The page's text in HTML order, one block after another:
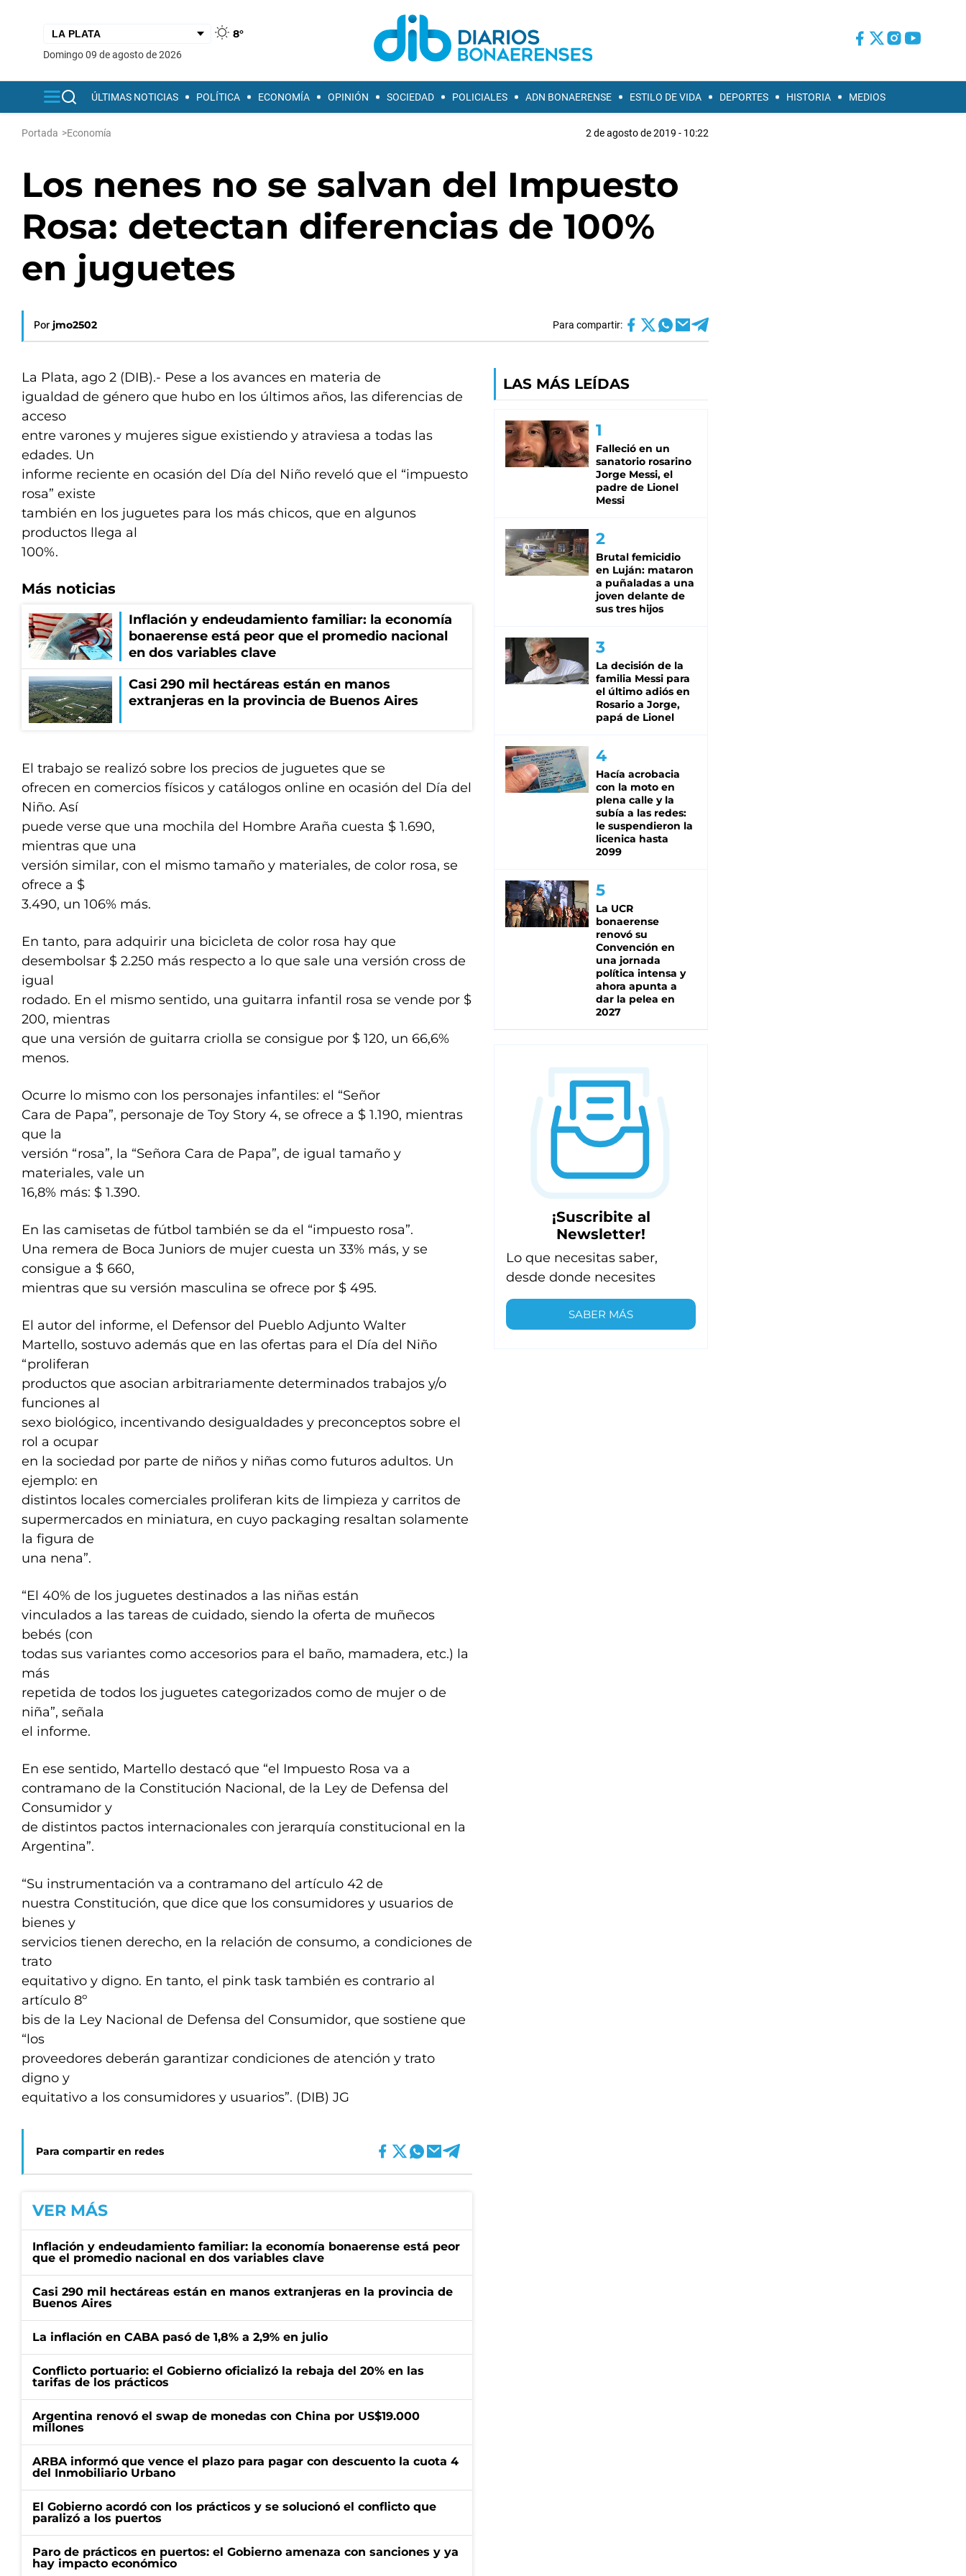
8°
domingo 09 de agosto de 2026
ÚLTIMAS NOTICIAS POLÍTICA ECONOMÍA OPINIÓN SOCIEDAD POLICIALES ADN BONAERENSE ESTILO DE VIDA DEPORTES HISTORIA MEDIOS
Portada >Economía 2 de agosto de 2019 - 10:22
Los nenes no se salvan del Impuesto
Rosa: detectan diferencias de 100%
en juguetes
Por jmo2502 Para compartir:
La Plata, ago 2 (DIB).- Pese a los avances en materia de
igualdad de género que hubo en los últimos años, las diferencias de
acceso
entre varones y mujeres sigue existiendo y atraviesa a todas las
edades. Un
informe reciente en ocasión del Día del Niño reveló que el “impuesto
rosa” existe
también en los juguetes para los más chicos, que en algunos
productos llega al
100%.
Más noticias
Inflación y endeudamiento familiar: la economía
bonaerense está peor que el promedio nacional
en dos variables clave
Casi 290 mil hectáreas están en manos
extranjeras en la provincia de Buenos Aires
El trabajo se realizó sobre los precios de juguetes que se
ofrecen en comercios físicos y catálogos online en ocasión del Día del
Niño. Así
puede verse que una mochila del Hombre Araña cuesta $ 1.690,
mientras que una
versión similar, con el mismo tamaño y materiales, de color rosa, se
ofrece a $
3.490, un 106% más.
En tanto, para adquirir una bicicleta de color rosa hay que
desembolsar $ 2.250 más respecto a lo que sale una versión cross de
igual
rodado. En el mismo sentido, una guitarra infantil rosa se vende por $
200, mientras
que una versión de guitarra criolla se consigue por $ 120, un 66,6%
menos.
Ocurre lo mismo con los personajes infantiles: el “Señor
Cara de Papa”, personaje de Toy Story 4, se ofrece a $ 1.190, mientras
que la
versión “rosa”, la “Señora Cara de Papa”, de igual tamaño y
materiales, vale un
16,8% más: $ 1.390.
En las camisetas de fútbol también se da el “impuesto rosa”.
Una remera de Boca Juniors de mujer cuesta un 33% más, y se
consigue a $ 660,
mientras que su versión masculina se ofrece por $ 495.
El autor del informe, el Defensor del Pueblo Adjunto Walter
Martello, sostuvo además que en las ofertas para el Día del Niño
“proliferan
productos que asocian arbitrariamente determinados trabajos y/o
funciones al
sexo biológico, incentivando desigualdades y preconceptos sobre el
rol a ocupar
en la sociedad por parte de niños y niñas como futuros adultos. Un
ejemplo: en
distintos locales comerciales proliferan kits de limpieza y carritos de
supermercados en miniatura, en cuyo packaging resaltan solamente
la figura de
una nena”.
“El 40% de los juguetes destinados a las niñas están
vinculados a las tareas de cuidado, siendo la oferta de muñecos
bebés (con
todas sus variantes como accesorios para el baño, mamadera, etc.) la
más
repetida de todos los juguetes categorizados como de mujer o de
niña”, señala
el informe.
En ese sentido, Martello destacó que “el Impuesto Rosa va a
contramano de la Constitución Nacional, de la Ley de Defensa del
Consumidor y
de distintos pactos internacionales con jerarquía constitucional en la
Argentina”.
“Su instrumentación va a contramano del artículo 42 de
nuestra Constitución, que dice que los consumidores y usuarios de
bienes y
servicios tienen derecho, en la relación de consumo, a condiciones de
trato
equitativo y digno. En tanto, el pink task también es contrario al
artículo 8º
bis de la Ley Nacional de Defensa del Consumidor, que sostiene que
“los
proveedores deberán garantizar condiciones de atención y trato
digno y
equitativo a los consumidores y usuarios”. (DIB) JG
Para compartir en redes
VER MÁS
Inflación y endeudamiento familiar: la economía bonaerense está peor
que el promedio nacional en dos variables clave
Casi 290 mil hectáreas están en manos extranjeras en la provincia de
Buenos Aires
La inflación en CABA pasó de 1,8% a 2,9% en julio
Conflicto portuario: el Gobierno oficializó la rebaja del 20% en las
tarifas de los prácticos
Argentina renovó el swap de monedas con China por US$19.000
millones
ARBA informó que vence el plazo para pagar con descuento la cuota 4
del Inmobiliario Urbano
El Gobierno acordó con los prácticos y se solucionó el conflicto que
paralizó a los puertos
Paro de prácticos en puertos: el Gobierno amenaza con sanciones y ya
hay impacto económico
LAS MÁS LEÍDAS
Falleció en un
sanatorio rosarino
Jorge Messi, el
padre de Lionel
Messi
Brutal femicidio
en Luján: mataron
a puñaladas a una
joven delante de
sus tres hijos
La decisión de la
familia Messi para
el último adiós en
Rosario a Jorge,
papá de Lionel
Hacía acrobacia
con la moto en
plena calle y la
subía a las redes:
le suspendieron la
licenica hasta
2099
La UCR
bonaerense
renovó su
Convención en
una jornada
política intensa y
ahora apunta a
dar la pelea en
2027
¡Suscribite al
Newsletter!
Lo que necesitas saber,
desde donde necesites
SABER MÁS